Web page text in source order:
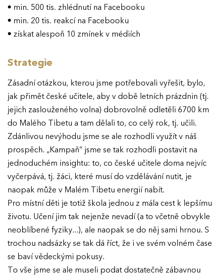
• min. 500 tis. zhlédnutí na Facebooku
• min. 20 tis. reakcí na Facebooku
• získat alespoň 10 zmínek v médiích
Strategie
Zásadní otázkou, kterou jsme potřebovali vyřešit, bylo,
jak přimět české učitele, aby v době letních prázdnin (tj.
jejich zaslouženého volna) dobrovolně odletěli 6700 km
do Malého Tibetu a tam dělali to, co celý rok, tj. učili.
Zdánlivou nevýhodu jsme se ale rozhodli využít v náš
prospěch. „Kampaň“ jsme se tak rozhodli postavit na
jednoduchém insightu: to, co české učitele doma nejvíc
vyčerpává, tj. žáci, které musí do vzdělávání nutit, je
naopak může v Malém Tibetu energií nabít.
Pro místní děti je totiž škola jednou z mála cest k lepšímu
životu. Učení jim tak nejenže nevadí (a to včetně obvykle
neoblíbené fyziky...), ale naopak se do něj sami hrnou. S
trochou nadsázky se tak dá říct, že i ve svém volném čase
se baví vědeckými pokusy.
To vše jsme se ale museli podat dostatečně zábavnou